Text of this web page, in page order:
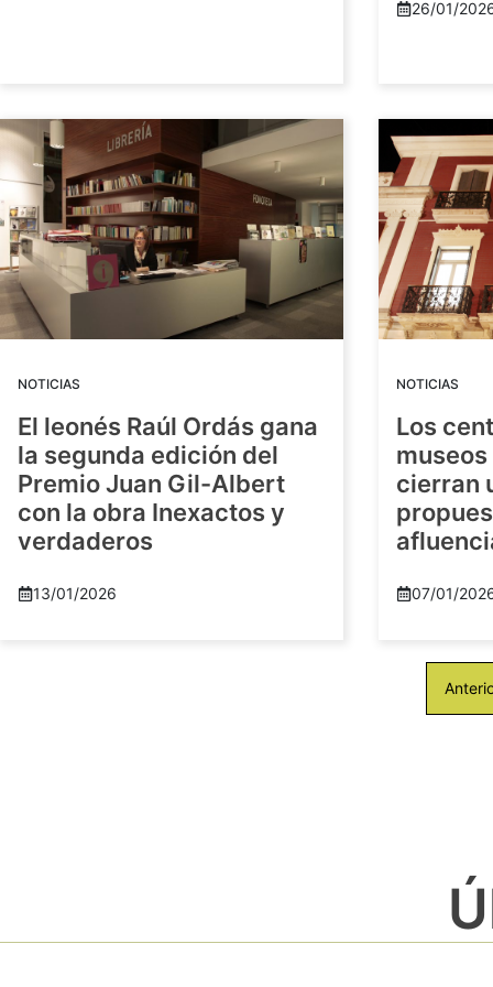
26/01/
NOTICIAS
El leonés Raúl Ordás gana
la segunda edición del
Premio Juan Gil-Albert
con la obra Inexactos y
verdaderos
13/01/2026
NOTICIAS
Los
cierran
07/01/